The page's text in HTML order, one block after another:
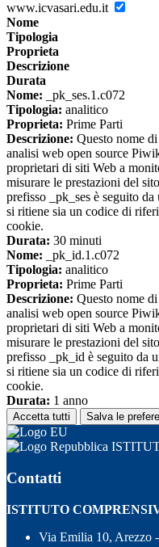
www.icvasari.edu.it
Nome
Tipologia
Proprieta
Descrizione
Durata
Nome: _pk_ses.1.c072
Tipologia: analitico
Proprieta: Prime Parti
Descrizione: Questo nome
analisi web open source
proprietari di siti Web a
misurare le prestazioni del
prefisso _pk_ses è seguito
si ritiene sia un codice di
cookie.
Durata: 30 minuti
Nome: _pk_id.1.c072
Tipologia: analitico
Proprieta: Prime Parti
Descrizione: Questo nome
analisi web open source
proprietari di siti Web a
misurare le prestazioni del
prefisso _pk_id è seguito da
si ritiene sia un codice di
cookie.
Durata: 1 anno
Accetta tutti Salva le
Contatti
ISTITUTO
Via Emilia 10, Arezzo